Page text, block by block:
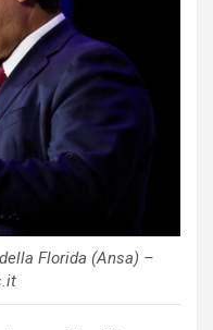
Florida (Ansa) –